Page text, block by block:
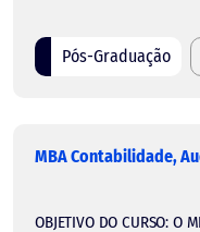
Pós-Graduação
MBA Contabilidade,
OBJETIVO DO CURSO: